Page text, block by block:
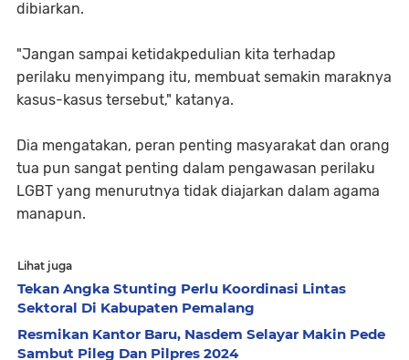
dibiarkan.
"Jangan sampai ketidakpedulian kita terhadap
perilaku menyimpang itu, membuat semakin maraknya
kasus-kasus tersebut," katanya.
Dia mengatakan, peran penting masyarakat dan orang
tua pun sangat penting dalam pengawasan perilaku
LGBT yang menurutnya tidak diajarkan dalam agama
manapun.
Lihat juga
Tekan Angka Stunting Perlu Koordinasi Lintas
Sektoral Di Kabupaten Pemalang
Resmikan Kantor Baru, Nasdem Selayar Makin Pede
Sambut Pileg Dan Pilpres 2024